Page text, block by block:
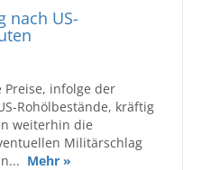
nach US-
Preise, infolge der
Rohölbestände, kräftig
weiterhin die
Militärschlag
Mehr »